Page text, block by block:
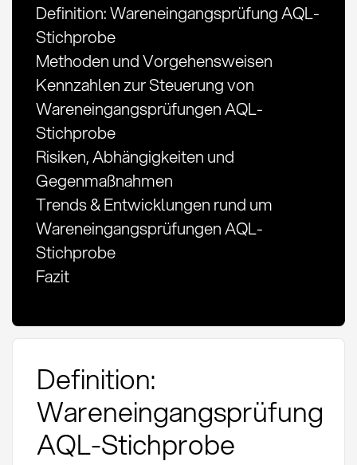
Definition: Wareneingangsprüfung AQL-
Stichprobe
Methoden und Vorgehensweisen
Kennzahlen zur Steuerung von
Wareneingangsprüfungen AQL-
Stichprobe
Risiken, Abhängigkeiten und
Gegenmaßnahmen
Trends & Entwicklungen rund um
Wareneingangsprüfungen AQL-
Stichprobe
Fazit
Definition:
Wareneingangsprüfung
AQL-Stichprobe